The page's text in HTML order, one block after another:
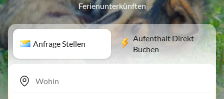
Ferienunterkünften
Anfrage Stellen
Aufenthalt Direkt
Buchen